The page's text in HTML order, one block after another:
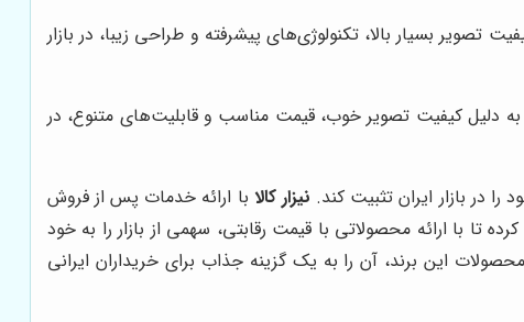
بسیار بالا، تکنولوژی‌های پیشرفته و طراحی زیبا، در بازار
به دلیل کیفیت تصویر خوب، قیمت مناسب و قابلیت‌های متنوع، در
در بازار ایران تثبیت کند. نیزار کالا با ارائه خدمات پس از فروش
تا با ارائه محصولاتی با قیمت رقابتی، سهمی از بازار را به خود
این برند، آن را به یک گزینه جذاب برای خریداران ایرانی